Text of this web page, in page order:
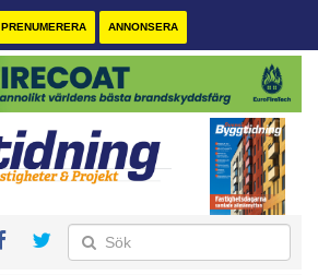
PRENUMERERA ANNONSERA